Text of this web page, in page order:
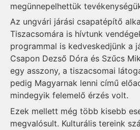
megünnepelhettük
Az ungvári járási csapatépítő
Tiszacsomára is hívtunk
programmal is kedveskedjünk a
Csapon Dezső Dóra és Szűcs
egy asszony, a tiszacsomai
pedig Magyarnak lenni című
mindegyik felemelő érzés volt.
Ezek mellett még több kisebb
megvalósult. Kulturális tereink